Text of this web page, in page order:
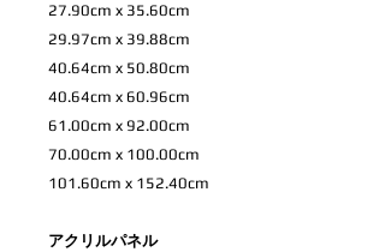
27.90cm x 35.60cm
29.97cm x 39.88cm
40.64cm x 50.80cm
40.64cm x 60.96cm
61.00cm x 92.00cm
70.00cm x 100.00cm
101.60cm x 152.40cm
アクリルパネル